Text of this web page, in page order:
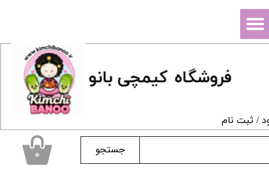
فروشگاه کیمچی بانو
جستجو
/ ثبت نام
حساب کاربری من
سفارشات
۰